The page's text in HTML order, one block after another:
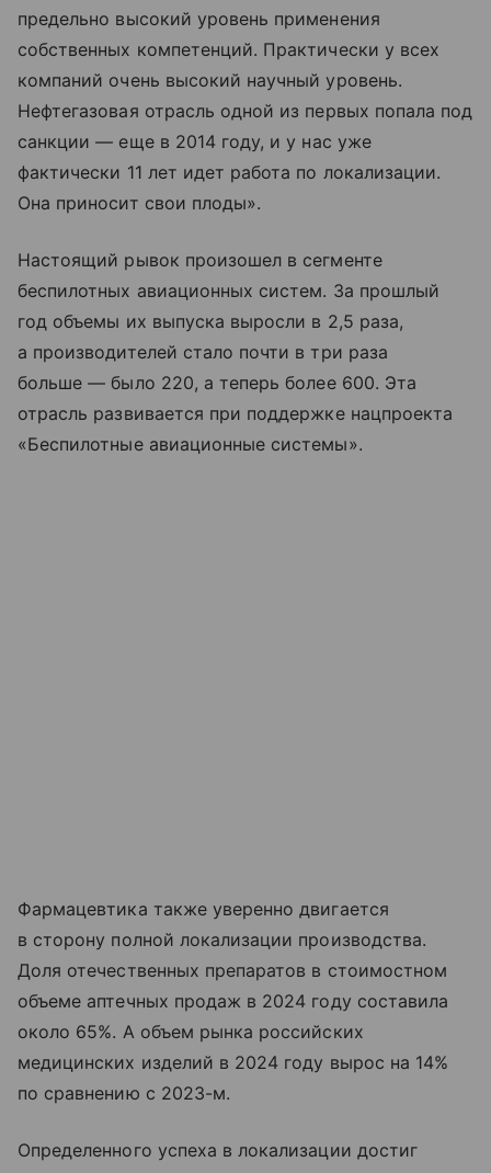
предельно высокий уровень применения
собственных компетенций. Практически у всех
компаний очень высокий научный уровень.
Нефтегазовая отрасль одной из первых попала под
санкции — еще в 2014 году, и у нас уже
фактически 11 лет идет работа по локализации.
Она приносит свои плоды».
Настоящий рывок произошел в сегменте
беспилотных авиационных систем. За прошлый
год объемы их выпуска выросли в 2,5 раза,
а производителей стало почти в три раза
больше — было 220, а теперь более 600. Эта
отрасль развивается при поддержке нацпроекта
«Беспилотные авиационные системы».
Фармацевтика также уверенно двигается
в сторону полной локализации производства.
Доля отечественных препаратов в стоимостном
объеме аптечных продаж в 2024 году составила
около 65%. А объем рынка российских
медицинских изделий в 2024 году вырос на 14%
по сравнению с 2023-м.
Определенного успеха в локализации достиг